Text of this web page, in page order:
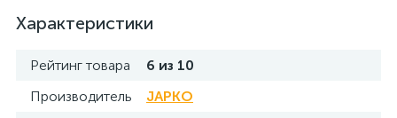
Характеристики
Рейтинг товара
6 из 10
Производитель
JAPKO